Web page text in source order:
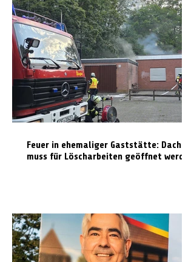
Feuer in ehemaliger Gaststätte: Dach
muss für Löscharbeiten geöffnet werden